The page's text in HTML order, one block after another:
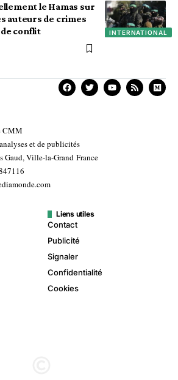
INTERNATIONAL
le Hamas sur
auteurs de crimes
conflit
CMM
et de publicités
Gaud, Ville-la-Grand France
Liens utiles
Contact
Publicité
Signaler
Confidentialité
Cookies